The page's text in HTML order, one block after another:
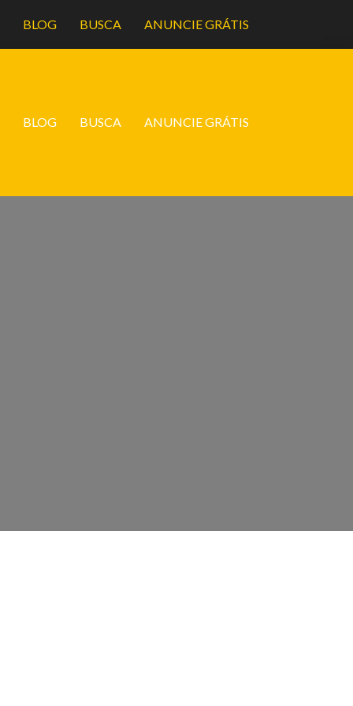
BLOG BUSCA ANUNCIE GRÁTIS
BLOG BUSCA ANUNCIE GRÁTIS